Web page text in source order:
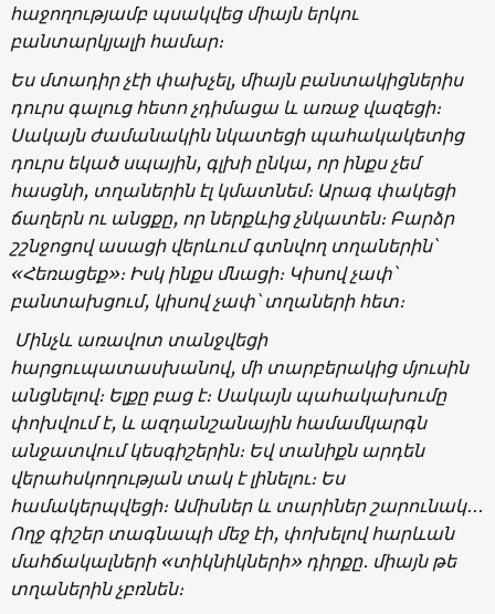
հաջողությամբ պսակվեց միայն երկու
բանտարկյալի համար։
Ես մտադիր չէի փախչել, միայն բանտակիցներիս
դուրս գալուց հետո չդիմացա և առաջ վազեցի։
Սակայն ժամանակին նկատեցի պահակակետից
դուրս եկած սպային, գլխի ընկա, որ ինքս չեմ
հասցնի, տղաներին էլ կմատնեմ։ Արագ փակեցի
ճաղերն ու անցքը, որ ներքևից չնկատեն։ Բարձր
շշնջոցով ասացի վերևում գտնվող տղաներին՝
«Հեռացեք»։ Իսկ ինքս մնացի։ Կիսով չափ՝
բանտախցում, կիսով չափ՝ տղաների հետ։
Մինչև առավոտ տանջվեցի
հարցուպատասխանով, մի տարբերակից մյուսին
անցնելով։ Ելքը բաց է։ Սակայն պահակախումը
փոխվում է, և ազդանշանային համամկարգն
անջատվում կեսգիշերին։ Եվ տանիքն արդեն
վերահսկողության տակ է լինելու։ Ես
համակերպվեցի։ Ամիսներ և տարիներ շարունակ․․․
Ողջ գիշեր տագնապի մեջ էի, փոխելով հարևան
մահճակալների «տիկնիկների» դիրքը․ միայն թե
տղաներին չբռնեն։